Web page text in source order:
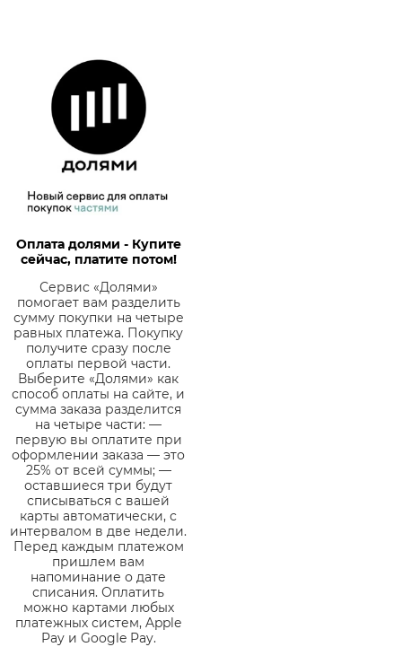
Оплата долями - Купите
сейчас, платите потом!
Сервис «Долями»
помогает вам разделить
сумму покупки на четыре
равных платежа. Покупку
получите сразу после
оплаты первой части.
Выберите «Долями» как
способ оплаты на сайте, и
сумма заказа разделится
на четыре части: —
первую вы оплатите при
оформлении заказа — это
25% от всей суммы; —
оставшиеся три будут
списываться с вашей
карты автоматически, с
интервалом в две недели.
Перед каждым платежом
пришлем вам
напоминание о дате
списания. Оплатить
можно картами любых
платежных систем, Apple
Pay и Google Pay.